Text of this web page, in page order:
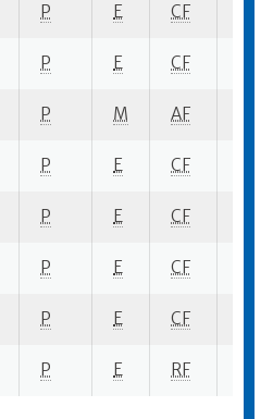
P E CF
P E CF
P M AF
P E CF
P E CF
P E CF
P E CF
P E RF